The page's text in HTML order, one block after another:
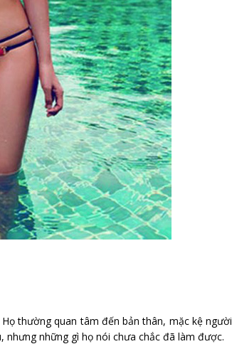
thường quan tâm đến bản thân, mặc kệ người
nhưng những gì họ nói chưa chắc đã làm được.